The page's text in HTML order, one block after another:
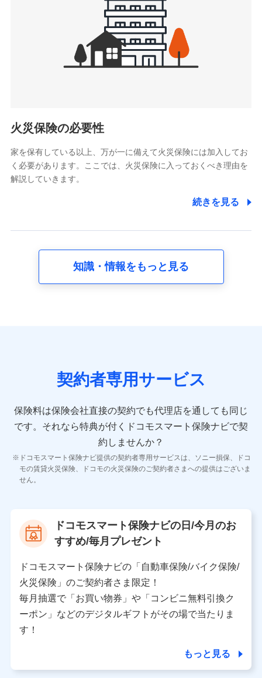
4.家族・友達紹介にて取得した個人情報
被紹介者への連絡、及び当社と取引のあるもしくは委託を受
けている保険会社・提携会社の保険その他に関する情報を提
供し、金融商品等の契約を勧奨するため
アンケートやキャンペーン等の実施のため
電話対応の品質向上およびお問合せ内容の正確な把握のため
6.採用応募者の個人情報
採用選考および入社手続を実施するため
8.取引先個人情報
取引先としての選定業務、営業情報の提供業務、契約締結手
10.受託業務の 個人情報
11.マイカー通勤管理クラウド並びに法人向けASPサー
ビスに関してのお問い合わせ情報
各種お問い合わせに対応するため
当社のサービスに関する情報提供や、皆様に有用なお知らせ
をお送りするため
当社の対応品質向上やお問い合わせ内容の正確な把握のため
個人情報保護管理者の職名、連絡先
〒103-0013 東京都中央区日本橋人形町2-14-10 アー
バンネット日本橋ビル 3F
株式会社ドコモ・インシュアランス
個人情報の第三者提供について
火災保険の必要性
家を保有している以上、万が一に備えて火災保険には加入してお
く必要があります。ここでは、火災保険に入っておくべき理由を
解説していきます。
続きを見る
知識・情報をもっと見る
契約者専用サービス
保険料は保険会社直接の契約でも代理店を通しても同じ
です。 それなら特典が付くドコモスマート保険ナビで契
約しませんか？
ドコモスマート保険ナビ提供の契約者専用サービスは、ソニー損保、ドコ
モの賃貸火災保険、ドコモの火災保険のご契約者さまへの提供はございま
せん。
ドコモスマート保険ナビの日/今月のお
すすめ/毎月プレゼント
ドコモスマート保険ナビの「自動車保険/バイク保険/
火災保険」のご契約者さま限定！
毎月抽選で「お買い物券」や「コンビニ無料引換ク
ーポン」などのデジタルギフトがその場で当たりま
す！
もっと見る